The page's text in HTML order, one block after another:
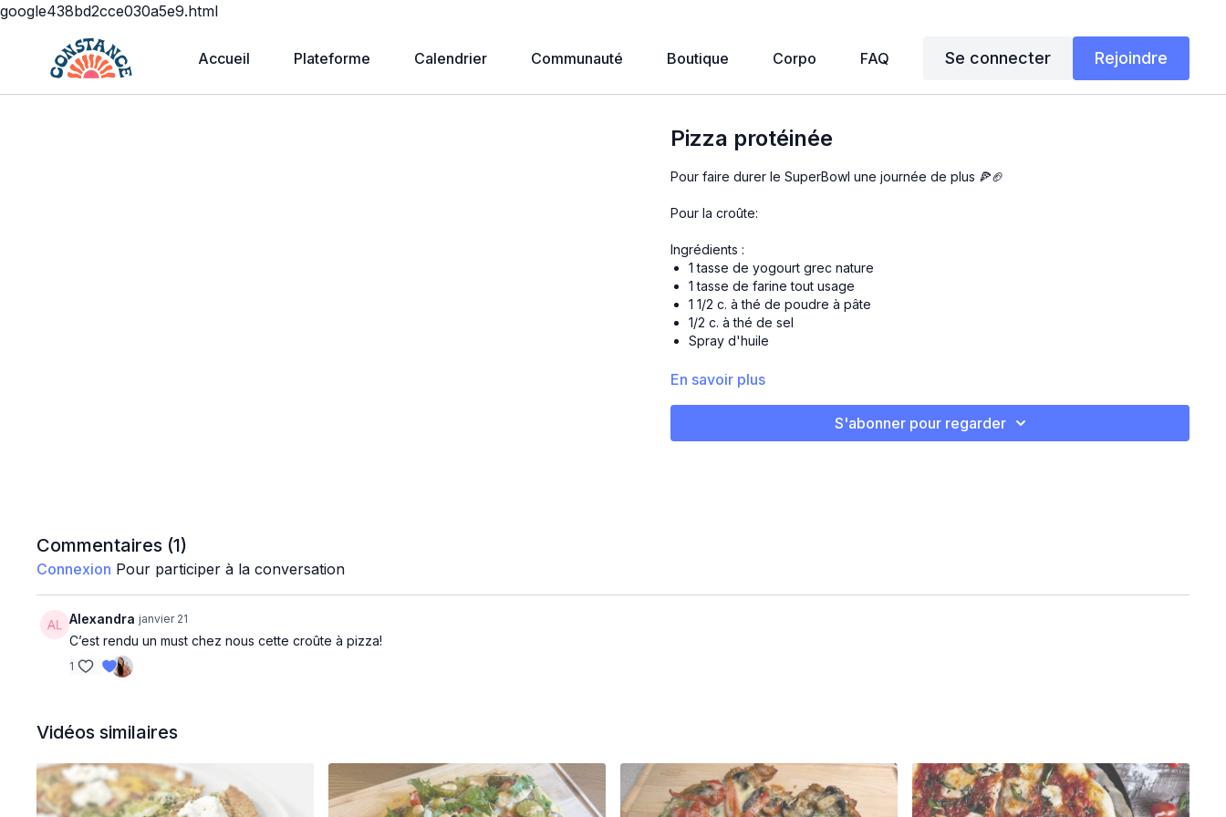
google438bd2cce030a5e9.html
Accueil Plateforme Calendrier Communauté Boutique Corpo FAQ Se connecter Rejoindre
Pizza protéinée
Pour faire durer le SuperBowl une journée de plus 🍕🏈
Pour la croûte:
Ingrédients :
1 tasse de yogourt grec nature
1 tasse de farine tout usage
1 1/2 c. à thé de poudre à pâte
1/2 c. à thé de sel
Spray d'huile
Garnitures au choix: légumes, fromage, viande, crevettes, etc.
Préchauffer le four à 500F
Cuire à nouveau pour 5-7 minutes.
En savoir plus
S'abonner pour regarder
Commentaires (1)
Connexion Pour participer à la conversation
Alexandra janvier 21
C’est rendu un must chez nous cette croûte à pizza!
1
Vidéos similaires